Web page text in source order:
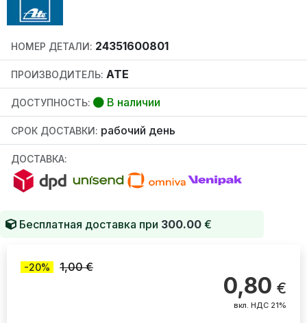
НОМЕР ДЕТАЛИ: 24351600801
ПРОИЗВОДИТЕЛЬ: ATE
ДОСТУПНОСТЬ: В наличии
СРОК ДОСТАВКИ: рабочий день
ДОСТАВКА:
Бесплатная доставка при 300.00 €
-20% 1,00 €
0,80 €
вкл. НДС 21%